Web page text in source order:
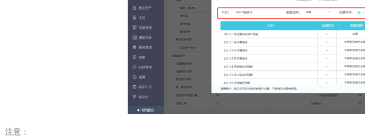
注意：